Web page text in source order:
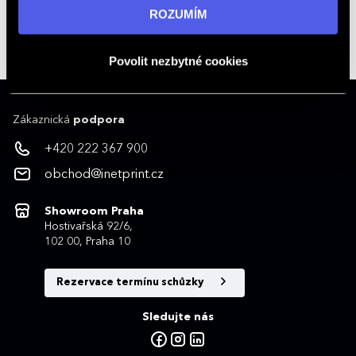
informací navštivte naši stránkuzásadách ochrany
ROZUMÍM
Povolit nezbytné cookies
Kontakty na obchodníky
obchod@inetprint.cz
Zákaznická podpora
+420 222 367 900
obchod@inetprint.cz
Showroom Praha
Hostivařská 92/6,
102 00, Praha 10
Rezervace termínu schůzky
Sledujte nás